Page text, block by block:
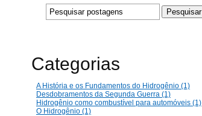
Categorias
A História e os Fundamentos do Hidrogênio (1)
Desdobramentos da Segunda Guerra (1)
Hidrogênio como combustível para automóveis (1)
O Hidrogênio (1)